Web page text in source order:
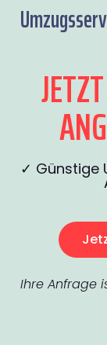
✓ Günstige
Ihre Anfrage